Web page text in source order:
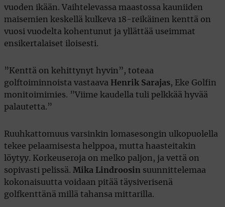
vuoden ikään. Vaihtelevassa maastossa kauniiden
maisemien keskellä kulkeva 18-reikäinen kenttä on
vuosi vuodelta kohentunut ja yllättää useimmat
ensikertalaiset iloisesti.
”Kenttä on kehittynyt hyvin”, toteaa
golftoiminnoista vastaava Henrik Sarajas, Eke Golfin
monitoimimies. ”Viime kaudella tuli pelkkää hyvää
palautetta.”
Ruuhkattomuus varsinkin lomasesongin ulkopuolella
tekee pelaamisesta helppoa, mutta haasteitakin
löytyy. Korkeuseroja on melko paljon, ja vettä on
sopivasti pelissä. Mika Lindroosin suunnittelemaa
kokonaisuutta voidaan pitää täysiverisenä
golfkenttänä millä tahansa mittarilla.